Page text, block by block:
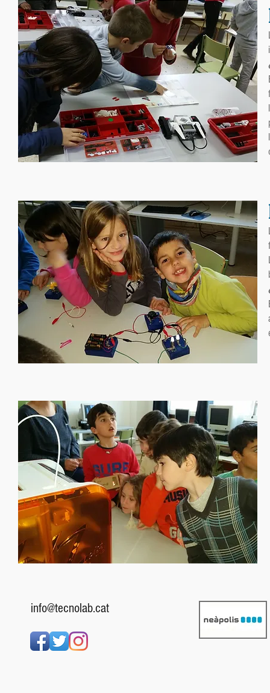
info@tecnolab.cat